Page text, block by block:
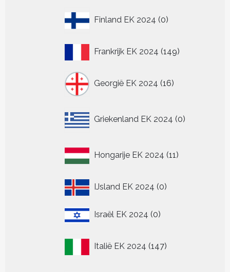
Finland EK 2024 0
producten
Frankrijk EK 2024 149149
Georgië EK 2024 16
producten
Griekenland EK 2024 0
producten
Hongarije EK 2024 11
producten
IJsland EK 2024 00
Israël EK 2024 00
Italië EK 2024 147
producten